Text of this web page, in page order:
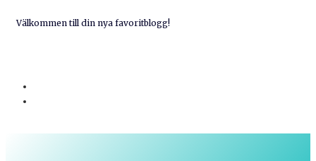
Välkommen till din nya favoritblogg!